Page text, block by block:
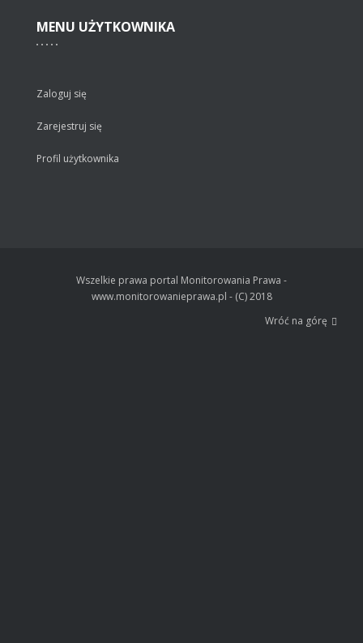
MENU UŻYTKOWNIKA
Zaloguj się
Zarejestruj się
Profil użytkownika
Wszelkie prawa portal Monitorowania Prawa -
www.monitorowanieprawa.pl - (C) 2018
Wróć na górę